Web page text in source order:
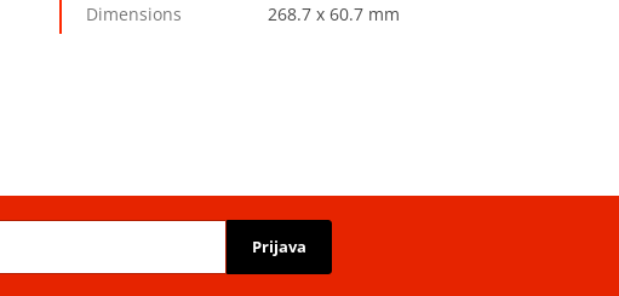
Dimensions
268.7 x 60.7 mm
Prijava